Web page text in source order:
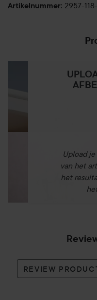
Artikelnummer: 2957-
Upload
van het
het
REVIEW